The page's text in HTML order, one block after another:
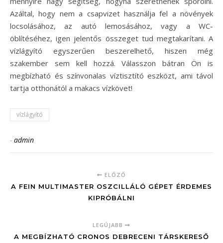
Azáltal, hogy nem a csapvizet használja fel a növények
locsolásához, az autó lemosásához, vagy a WC-
öblítéséhez, igen jelentős összeget tud megtakarítani. A
vízlágyító egyszerűen beszerelhető, hiszen még
szakember sem kell hozzá. Válasszon bátran Ön is
megbízható és színvonalas víztisztító eszközt, ami távol
tartja otthonától a makacs vízkövet!
vízlágyító
- admin
ELŐZŐ
A FEIN MULTIMASTER OSZCILLÁLÓ GÉPET ÉRDEMES
KIPRÓBÁLNI
LEGÚJABB
A MEGBÍZHATÓ CRONOS DEBRECENI TÁRSKERESŐ